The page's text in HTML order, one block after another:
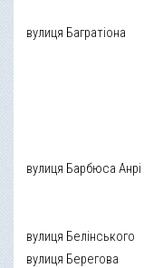
вулиця Багратіона
вулиця Барбюса Анрі
вулиця Белінського
вулиця Берегова